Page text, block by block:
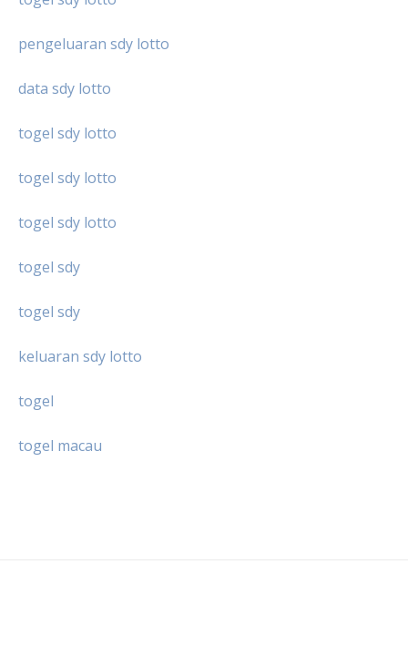
pengeluaran sdy lotto
data sdy lotto
togel sdy lotto
togel sdy lotto
togel sdy lotto
togel sdy
togel sdy
keluaran sdy lotto
togel
togel macau